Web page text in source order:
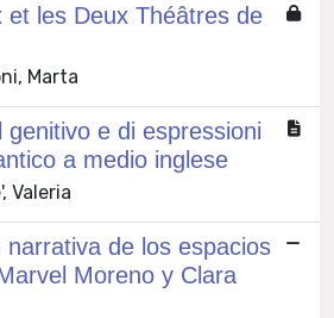
et les Deux Théâtres de
Marta
genitivo e di espressioni
a medio inglese
Valeria
narrativa de los espacios
Moreno y Clara